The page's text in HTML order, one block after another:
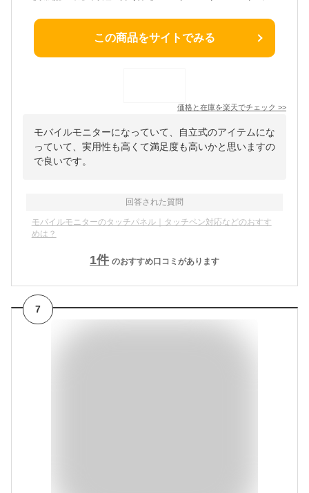
この商品をサイトでみる
価格と在庫を楽天でチェック >>
モバイルモニターになっていて、自立式のアイテムにな
っていて、実用性も高くて満足度も高いかと思いますの
で良いです。
回答された質問
モバイルモニターのタッチパネル｜タッチペン対応などのおすす
めは？
1件 のおすすめ口コミがあります
7